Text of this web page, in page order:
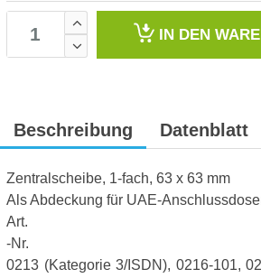
IN DEN
Beschreibung Datenblatt
Zentralscheibe, 1-fach, 63 x 63 mm
Als Abdeckung für UAE-
Art.
-Nr.
0213 (Kategorie 3/ISDN), 0216-101,